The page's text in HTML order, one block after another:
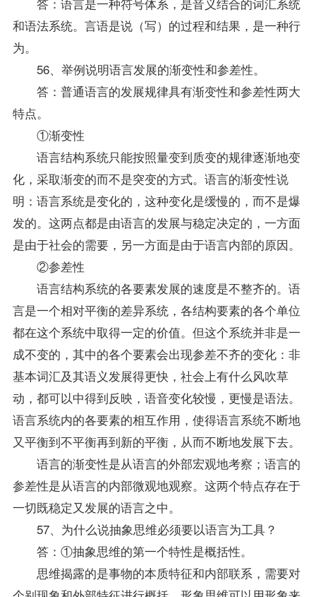
和语法系统。言语是说（写）的过程和结果，是一种行
为。
56、举例说明语言发展的渐变性和参差性。
答：普通语言的发展规律具有渐变性和参差性两大
特点。
①渐变性
语言结构系统只能按照量变到质变的规律逐渐地变
化，采取渐变的而不是突变的方式。语言的渐变性说
明：语言系统是变化的，这种变化是缓慢的，而不是爆
发的。这两点都是由语言的发展与稳定决定的，一方面
是由于社会的需要，另一方面是由于语言内部的原因。
②参差性
语言结构系统的各要素发展的速度是不整齐的。语
言是一个相对平衡的差异系统，各结构要素的各个单位
都在这个系统中取得一定的价值。但这个系统并非是一
成不变的，其中的各个要素会出现参差不齐的变化：非
基本词汇及其语义发展得更快，社会上有什么风吹草
动，都可以中得到反映，语音变化较慢，更慢是语法。
语言系统内的各要素的相互作用，使得语言系统不断地
又平衡到不平衡再到新的平衡，从而不断地发展下去。
语言的渐变性是从语言的外部宏观地考察；语言的
参差性是从语言的内部微观地观察。这两个特点存在于
一切既稳定又发展的语言之中。
57、为什么说抽象思维必须要以语言为工具？
答：①抽象思维的第一个特性是概括性。
思维揭露的是事物的本质特征和内部联系，需要对